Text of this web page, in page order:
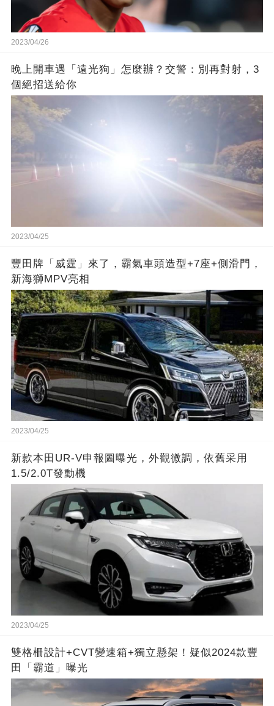
2023/04/26
晚上開車遇「遠光狗」怎麼辦？交警：別再對射，3
個絕招送給你
2023/04/25
豐田牌「威霆」來了，霸氣車頭造型+7座+側滑門，
新海獅MPV亮相
2023/04/25
新款本田UR-V申報圖曝光，外觀微調，依舊采用
1.5/2.0T發動機
2023/04/25
雙格柵設計+CVT變速箱+獨立懸架！疑似2024款豐
田「霸道」曝光